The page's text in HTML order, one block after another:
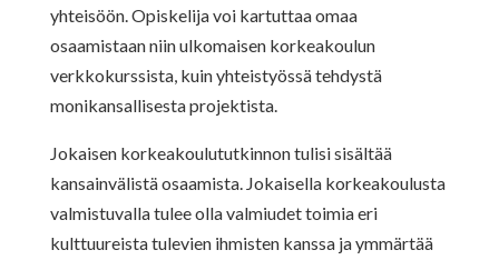
yhteisöön. Opiskelija voi kartuttaa omaa
osaamistaan niin ulkomaisen korkeakoulun
verkkokurssista, kuin yhteistyössä tehdystä
monikansallisesta projektista.
Jokaisen korkeakoulututkinnon tulisi sisältää
kansainvälistä osaamista. Jokaisella korkeakoulusta
valmistuvalla tulee olla valmiudet toimia eri
kulttuureista tulevien ihmisten kanssa ja ymmärtää